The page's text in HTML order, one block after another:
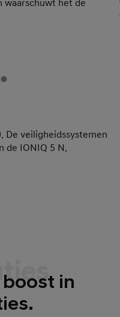
waarschuwt het de
De veiligheidssystemen
de IONIQ 5 N.
in